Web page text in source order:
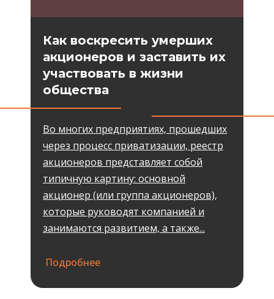
Как воскресить умерших
акционеров и заставить их
участвовать в жизни
общества
Во многих предприятиях, прошедших
через процесс приватизации, реестр
акционеров представляет собой
типичную картину: основной
акционер (или группа акционеров),
которые руководят компанией и
занимаются развитием, а также...
Подробнее